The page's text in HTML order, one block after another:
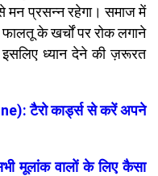
मन प्रसन्न रहेगा। समाज में
के खर्चों पर रोक लगाने
ध्यान देने की ज़रूरत
टैरो कार्ड्स से करें अपने
मूलांक वालों के लिए कैसा